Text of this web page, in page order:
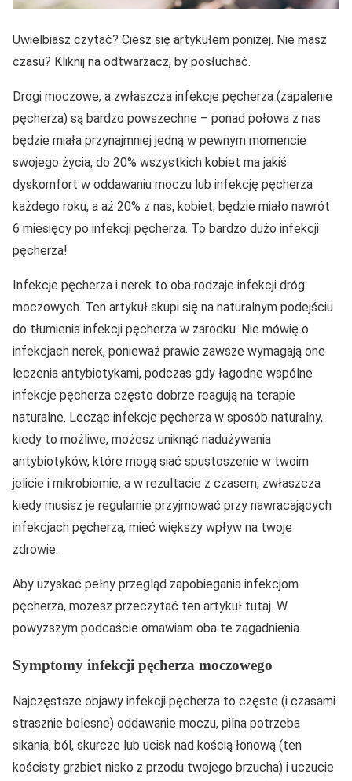
Uwielbiasz czytać? Ciesz się artykułem poniżej. Nie masz
czasu? Kliknij na odtwarzacz, by posłuchać.
Drogi moczowe, a zwłaszcza infekcje pęcherza (zapalenie
pęcherza) są bardzo powszechne – ponad połowa z nas
będzie miała przynajmniej jedną w pewnym momencie
swojego życia, do 20% wszystkich kobiet ma jakiś
dyskomfort w oddawaniu moczu lub infekcję pęcherza
każdego roku, a aż 20% z nas, kobiet, będzie miało nawrót
6 miesięcy po infekcji pęcherza. To bardzo dużo infekcji
pęcherza!
Infekcje pęcherza i nerek to oba rodzaje infekcji dróg
moczowych. Ten artykuł skupi się na naturalnym podejściu
do tłumienia infekcji pęcherza w zarodku. Nie mówię o
infekcjach nerek, ponieważ prawie zawsze wymagają one
leczenia antybiotykami, podczas gdy łagodne wspólne
infekcje pęcherza często dobrze reagują na terapie
naturalne. Lecząc infekcje pęcherza w sposób naturalny,
kiedy to możliwe, możesz uniknąć nadużywania
antybiotyków, które mogą siać spustoszenie w twoim
jelicie i mikrobiomie, a w rezultacie z czasem, zwłaszcza
kiedy musisz je regularnie przyjmować przy nawracających
infekcjach pęcherza, mieć większy wpływ na twoje
zdrowie.
Aby uzyskać pełny przegląd zapobiegania infekcjom
pęcherza, możesz przeczytać ten artykuł tutaj. W
powyższym podcaście omawiam oba te zagadnienia.
Symptomy infekcji pęcherza moczowego
Najczęstsze objawy infekcji pęcherza to częste (i czasami
strasznie bolesne) oddawanie moczu, pilna potrzeba
sikania, ból, skurcze lub ucisk nad kością łonową (ten
kościsty grzbiet nisko z przodu twojego brzucha) i uczucie